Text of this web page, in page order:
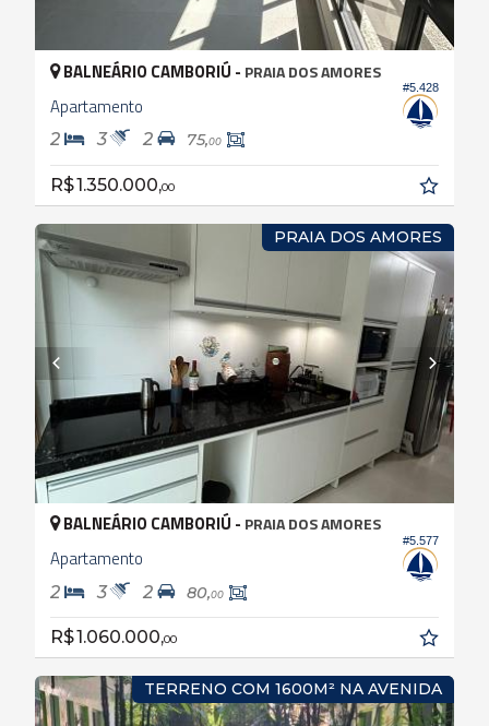
#5.428
BALNEÁRIO CAMBORIÚ - PRAIA DOS AMORES
Apartamento
2 3 2 75,00
R$ 1.350.000,00
PRAIA DOS AMORES
#5.577
BALNEÁRIO CAMBORIÚ - PRAIA DOS AMORES
Apartamento
2 3 2 80,00
R$ 1.060.000,00
TERRENO COM 1600M² NA AVENIDA